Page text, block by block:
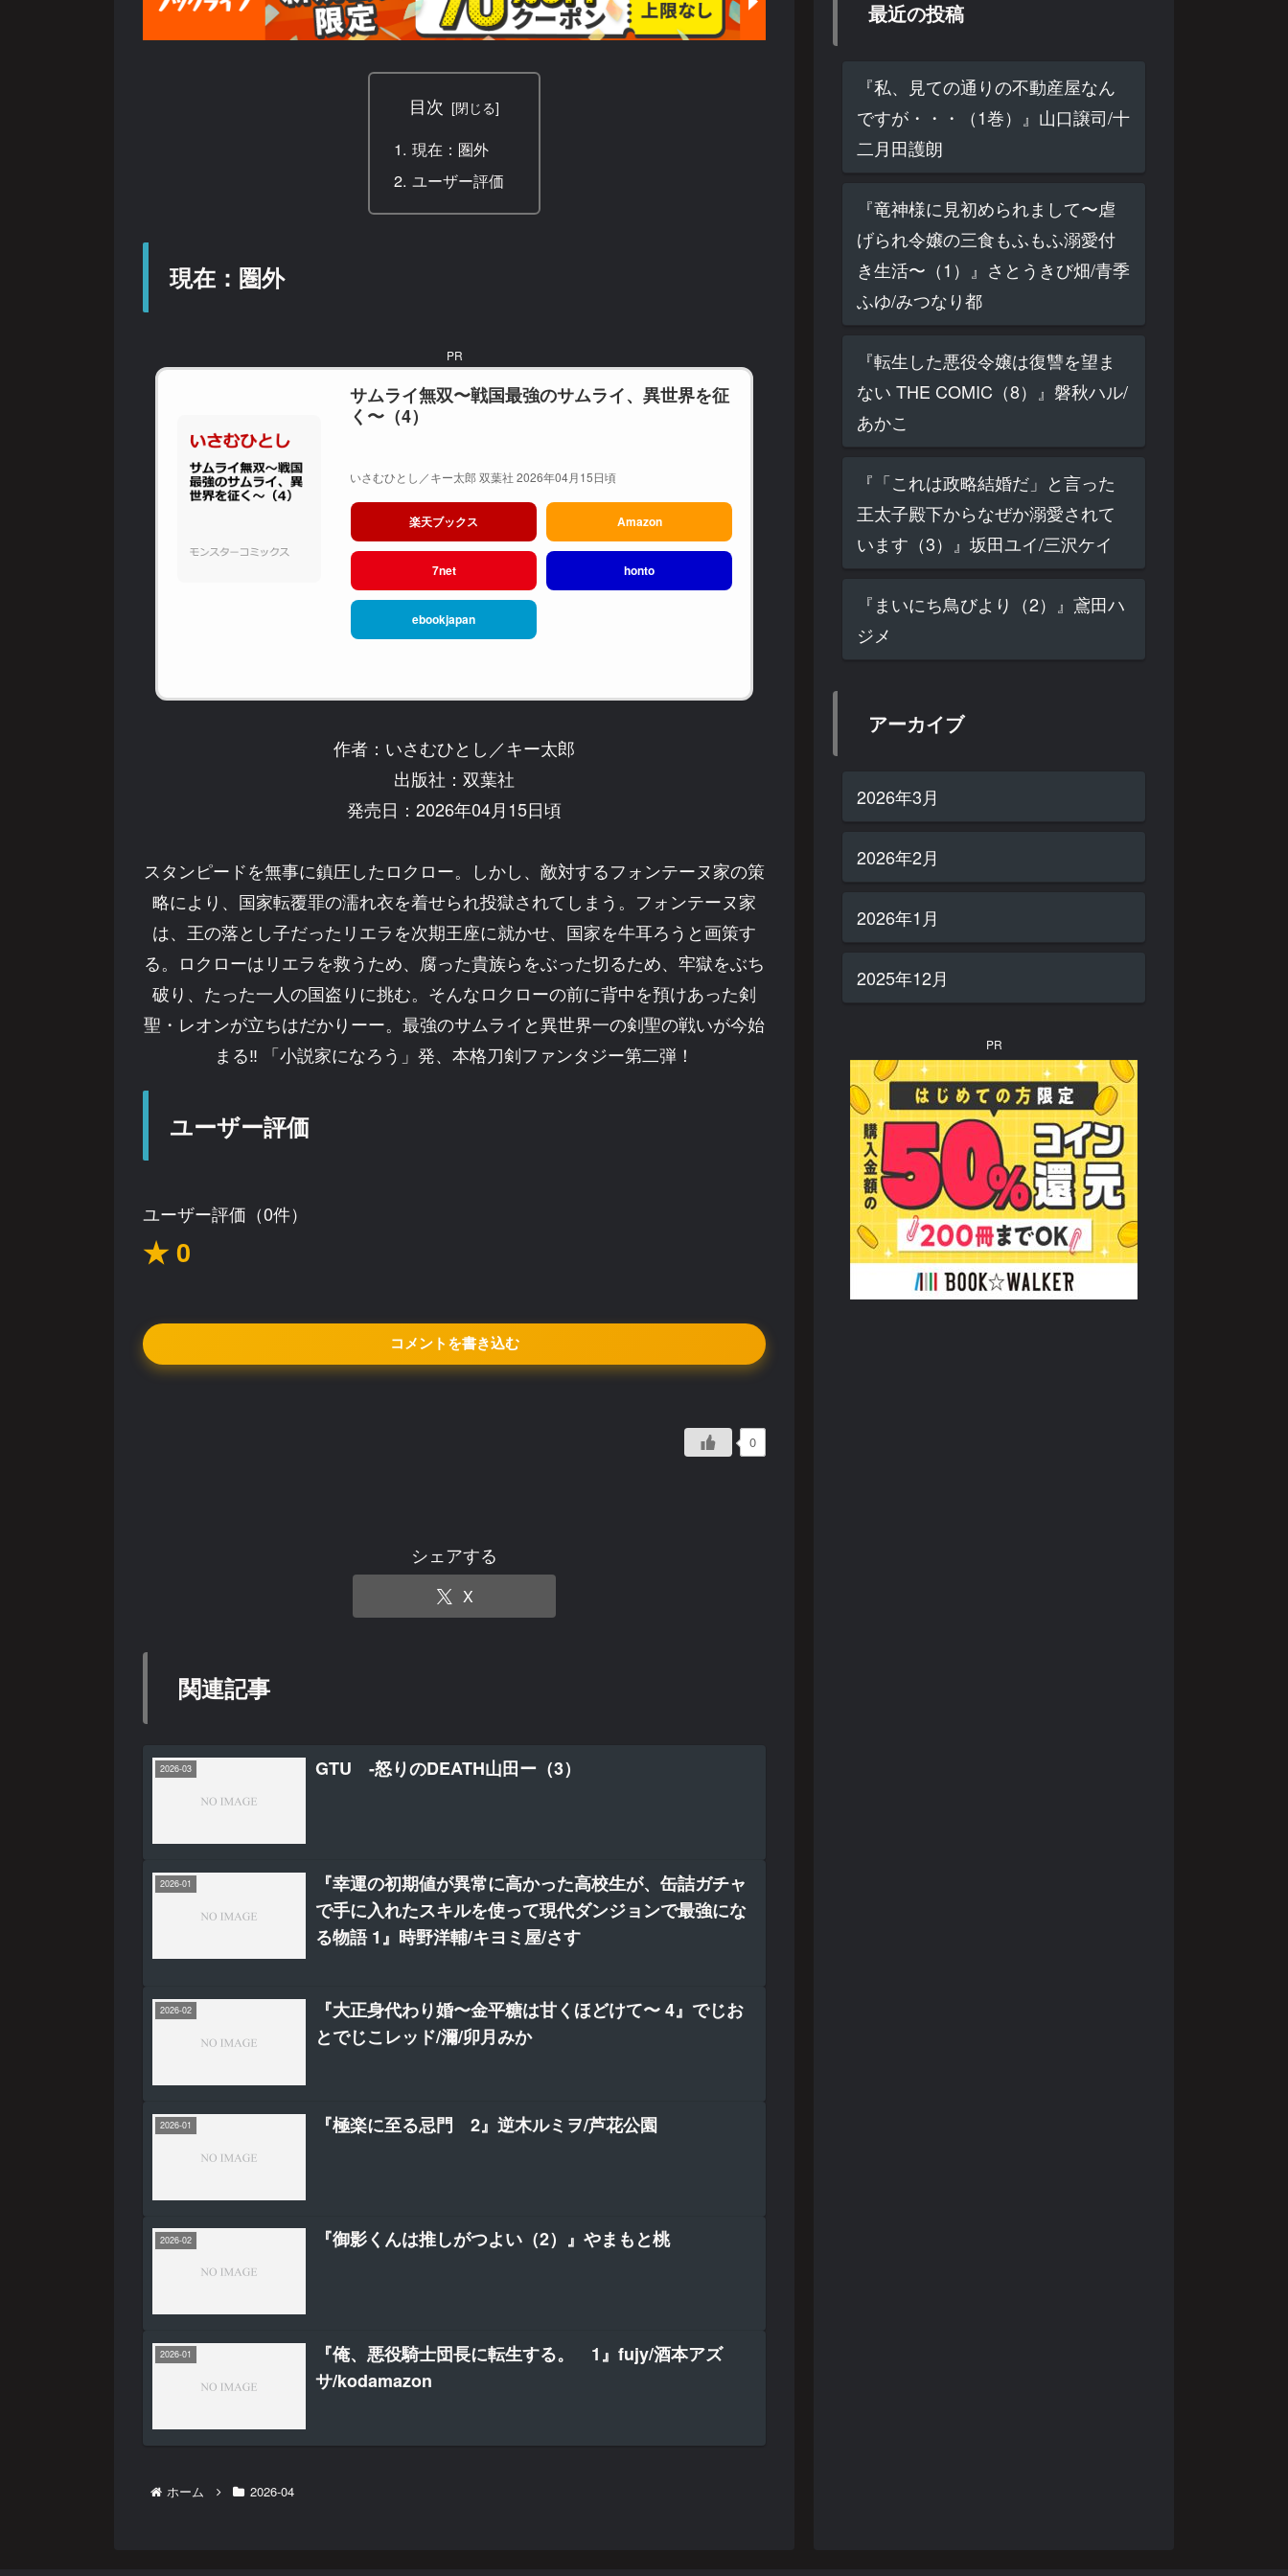
目次
現在：圏外
ユーザー評価
現在：圏外
PR
サムライ無双〜戦国最強のサムライ、異世界を征
く〜（4）
いさむひとし／キー太郎 双葉社 2026年04月15日頃
楽天ブックス Amazon
7net honto
ebookjapan
作者：いさむひとし／キー太郎
出版社：双葉社
発売日：2026年04月15日頃
スタンピードを無事に鎮圧したロクロー。しかし、敵対するフォンテーヌ家の策
略により、国家転覆罪の濡れ衣を着せられ投獄されてしまう。フォンテーヌ家
は、王の落とし子だったリエラを次期王座に就かせ、国家を牛耳ろうと画策す
る。ロクローはリエラを救うため、腐った貴族らをぶった切るため、牢獄をぶち
破り、たった一人の国盗りに挑む。そんなロクローの前に背中を預けあった剣
聖・レオンが立ちはだかりーー。最強のサムライと異世界一の剣聖の戦いが今始
まる‼ 「小説家になろう」発、本格刀剣ファンタジー第二弾！
ユーザー評価
ユーザー評価（0件）
★ 0
コメントを書き込む
0
シェアする
X
関連記事
2026-03 GTU -怒りのDEATH山田ー（3）
2026-01
『幸運の初期値が異常に高かった高校生が、缶詰ガチャ
で手に入れたスキルを使って現代ダンジョンで最強にな
る物語 1』時野洋輔/キヨミ屋/さす
2026-02
『大正身代わり婚〜金平糖は甘くほどけて〜 4』でじお
とでじこレッド/濔/卯月みか
2026-01 『極楽に至る忌門 2』逆木ルミヲ/芦花公園
2026-02 『御影くんは推しがつよい（2）』やまもと桃
2026-01
『俺、悪役騎士団長に転生する。 1』fujy/酒本アズ
サ/kodamazon
ホーム 2026-04
最近の投稿
『私、見ての通りの不動産屋なん
ですが・・・（1巻）』山口譲司/十
二月田護朗
『竜神様に見初められまして〜虐
げられ令嬢の三食もふもふ溺愛付
き生活〜（1）』さとうきび畑/青季
ふゆ/みつなり都
『転生した悪役令嬢は復讐を望ま
ない THE COMIC（8）』磐秋ハル/
あかこ
『「これは政略結婚だ」と言った
王太子殿下からなぜか溺愛されて
います（3）』坂田ユイ/三沢ケイ
『まいにち鳥びより（2）』鳶田ハ
ジメ
アーカイブ
2026年3月
2026年2月
2026年1月
2025年12月
PR